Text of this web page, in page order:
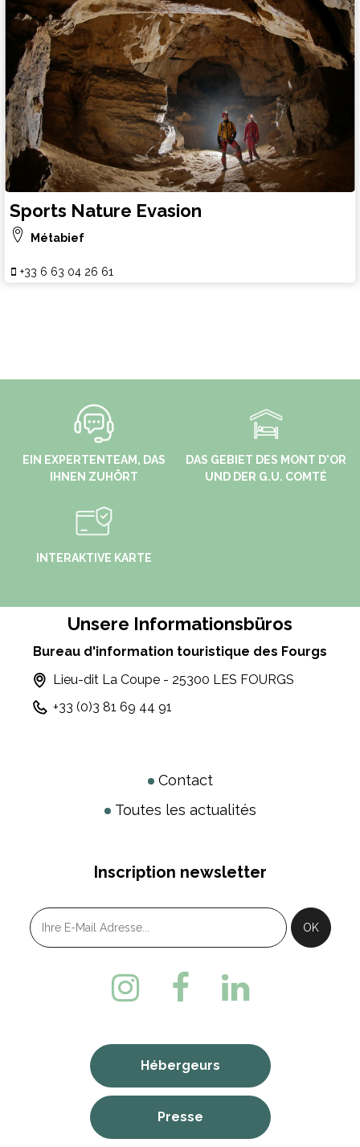
Sports Nature Evasion
Métabief
+33 6 63 04 26 61
EIN EXPERTENTEAM, DAS
IHNEN ZUHÖRT
DAS GEBIET DES MONT D'OR
UND DER G.U. COMTÉ
INTERAKTIVE KARTE
Unsere Informationsbüros
Bureau d'information touristique des Fourgs
Lieu-dit La Coupe - 25300 LES FOURGS
+33 (0)3 81 69 44 91
Contact
Toutes les actualités
Inscription newsletter
Hébergeurs
Presse